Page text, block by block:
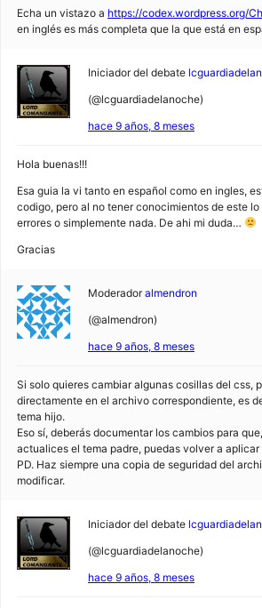
Echa un vistazo a https://codex.wordpress.org/
en inglés es más completa que la que está en
Iniciador del debate
(@lcguardiadelanoche)
hace 9 años, 8 meses
Hola buenas!!!
Esa guia la vi tanto en español como en ingles,
codigo, pero al no tener conocimientos de este
errores o simplemente nada. De ahi mi duda…
Gracias
Moderador almendron
(@almendron)
hace 9 años, 8 meses
Si solo quieres cambiar algunas cosillas del css,
directamente en el archivo correspondiente, es
tema hijo.
Eso sí, deberás documentar los cambios para
actualices el tema padre, puedas volver a aplicar
PD. Haz siempre una copia de seguridad del
modificar.
Iniciador del debate
(@lcguardiadelanoche)
hace 9 años, 8 meses